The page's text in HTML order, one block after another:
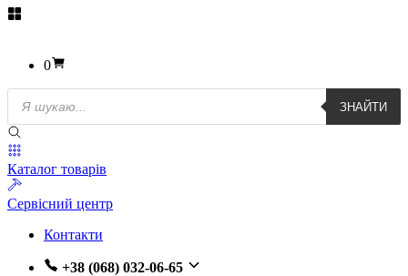
0
Пошук
товарів
ЗНАЙТИ
Каталог товарів
Сервісний центр
Контакти
+38 (068) 032-06-65